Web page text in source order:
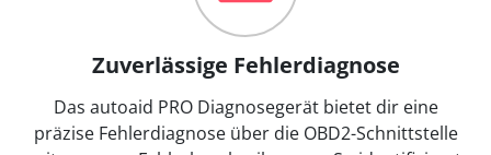
Zuverlässige Fehlerdiagnose
Das autoaid PRO Diagnosegerät bietet dir eine
präzise Fehlerdiagnose über die OBD2-Schnittstelle